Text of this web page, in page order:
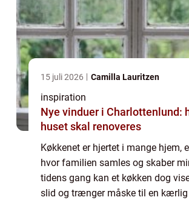
15 juli 2026 Camilla Lauritzen
inspiration
Nye vinduer i Charlottenlund:
huset skal renoveres
Køkkenet er hjertet i mange hjem,
hvor familien samles og skaber
tidens gang kan et køkken dog
slid og trænger måske til en